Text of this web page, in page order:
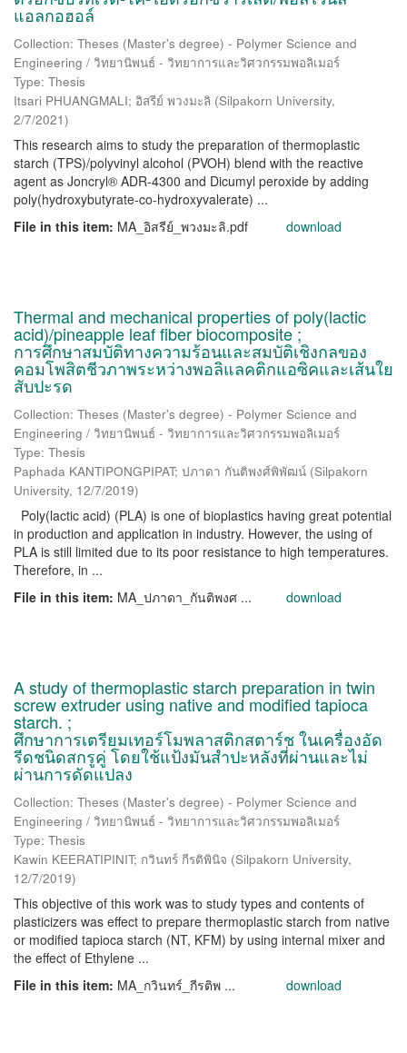
แอลกอฮอล์
Collection: Theses (Master's degree) - Polymer Science and
Engineering / วิทยานิพนธ์ - วิทยาการและวิศวกรรมพอลิเมอร์
Type: Thesis
Itsari PHUANGMALI; อิสรีย์ พวงมะลิ (Silpakorn University,
2/7/2021)
This research aims to study the preparation of thermoplastic
starch (TPS)/polyvinyl alcohol (PVOH) blend with the reactive
agent as Joncryl® ADR-4300 and Dicumyl peroxide by adding
poly(hydroxybutyrate-co-hydroxyvalerate) ...
File in this item: MA_อิสรีย์_พวงมะลิ.pdf download
Thermal and mechanical properties of poly(lactic
acid)/pineapple leaf fiber biocomposite ;
การศึกษาสมบัติทางความร้อนและสมบัติเชิงกลของ
คอมโพสิตชีวภาพระหว่างพอลิแลคติกแอซิคและเส้นใย
สับปะรด
Collection: Theses (Master's degree) - Polymer Science and
Engineering / วิทยานิพนธ์ - วิทยาการและวิศวกรรมพอลิเมอร์
Type: Thesis
Paphada KANTIPONGPIPAT; ปภาดา กันติพงศ์พิพัฒน์ (Silpakorn
University, 12/7/2019)
Poly(lactic acid) (PLA) is one of bioplastics having great potential
in production and application in industry. However, the using of
PLA is still limited due to its poor resistance to high temperatures.
Therefore, in ...
File in this item: MA_ปภาดา_กันติพงศ ... download
A study of thermoplastic starch preparation in twin
screw extruder using native and modified tapioca
starch. ;
ศึกษาการเตรียมเทอร์โมพลาสติกสตาร์ช ในเครื่องอัด
รีดชนิดสกรูคู่ โดยใช้แป้งมันสำปะหลังที่ผ่านและไม่
ผ่านการดัดแปลง
Collection: Theses (Master's degree) - Polymer Science and
Engineering / วิทยานิพนธ์ - วิทยาการและวิศวกรรมพอลิเมอร์
Type: Thesis
Kawin KEERATIPINIT; กวินทร์ กีรติพินิจ (Silpakorn University,
12/7/2019)
This objective of this work was to study types and contents of
plasticizers was effect to prepare thermoplastic starch from native
or modified tapioca starch (NT, KFM) by using internal mixer and
the effect of Ethylene ...
File in this item: MA_กวินทร์_กีรติพ ... download